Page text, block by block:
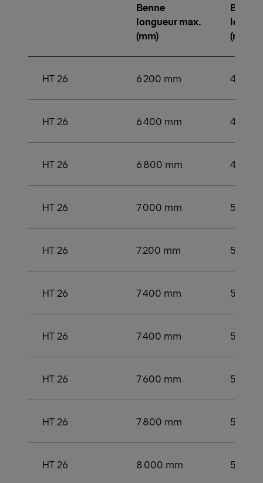
Benne
longueur max.
(mm)
Benne
(mm)
HT 26 6 200 mm 4 000
HT 26 6 400 mm 4 600
HT 26 6 800 mm 4 800
HT 26 7 000 mm 5 000
HT 26 7 200 mm 5 200
HT 26 7 400 mm 5 400
HT 26 7 400 mm 5 400
HT 26 7 600 mm 5 600
HT 26 7 800 mm 5 600
HT 26 8 000 mm 5 800